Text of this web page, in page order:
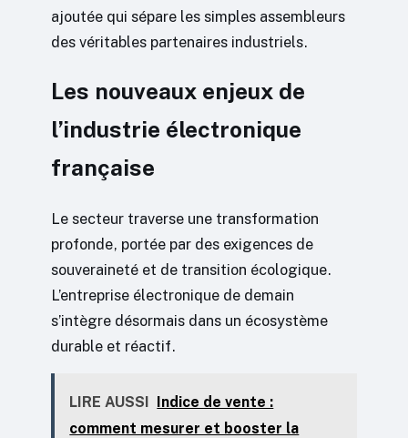
ajoutée qui sépare les simples assembleurs
des véritables partenaires industriels.
Les nouveaux enjeux de
l’industrie électronique
française
Le secteur traverse une transformation
profonde, portée par des exigences de
souveraineté et de transition écologique.
L’entreprise électronique de demain
s’intègre désormais dans un écosystème
durable et réactif.
LIRE AUSSI Indice de vente :
comment mesurer et booster la